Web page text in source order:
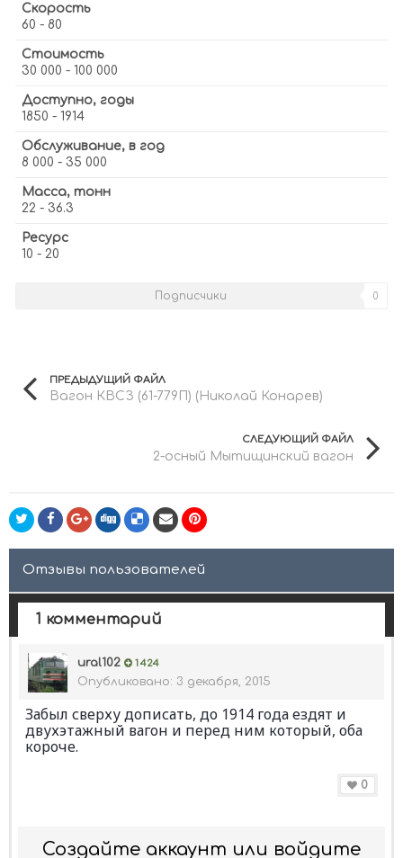
Скорость
60 - 80
Стоимость
30 000 - 100 000
Доступно, годы
1850 - 1914
Обслуживание, в год
8 000 - 35 000
Масса, тонн
22 - 36.3
Ресурс
10 - 20
Подписчики 0
ПРЕДЫДУЩИЙ ФАЙЛ
Вагон КВСЗ (61-779П) (Николай Конарев)
СЛЕДУЮЩИЙ ФАЙЛ
2-осный Мытищинский вагон
Отзывы пользователей
1 комментарий
ural102 1 424
Опубликовано: 3 декабря, 2015
Забыл сверху дописать, до 1914 года ездят и
двухэтажный вагон и перед ним который, оба
короче.
0
Создайте аккаунт или войдите